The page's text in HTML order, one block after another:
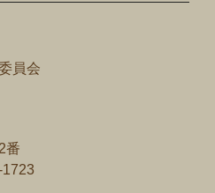
員会
番